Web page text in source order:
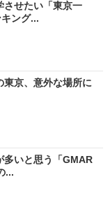
させたい「東京一
ング...
東京、意外な場所に
多いと思う「GMAR
...